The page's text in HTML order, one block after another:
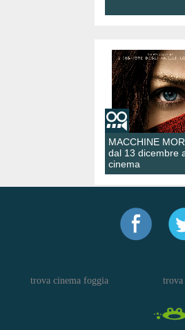
MACCHINE
dal 13 dicembre
cinema
trova cinema foggia trova